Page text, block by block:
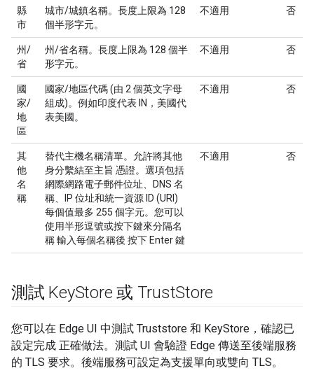
縣
市
城市/城鎮名稱。長度上限為 128
個半形字元。
不適用 否
州/
省
州/省名稱。長度上限為 128 個半
形字元。
不適用 否
國
家/
地
區
國家/地區代碼 (由 2 個英文字母
組成)。例如印度代表 IN，美國代
表美國。
不適用 否
其
他
名
稱
替代主機名稱清單。允許將其他
身分繫結至主旨 憑證。選項包括
網際網路電子郵件位址、DNS 名
稱、IP 位址和統一資源 ID (URI)
每個值最多 255 個字元。您可以
使用半形逗號或按下鍵來分隔名
稱 輸入每個名稱後 按下 Enter 鍵
不適用 否
測試 KeyStore 或 TrustStore
您可以在 Edge UI 中測試 Truststore 和 KeyStore，確認已
設定完成 正確做法。測試 UI 會驗證 Edge 傳送至後端服務
的 TLS 要求。後端服務可設定為支援單向或雙向 TLS。